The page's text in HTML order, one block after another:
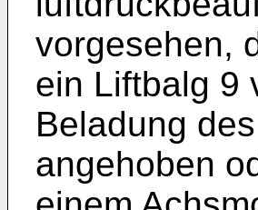
vorgesehen,
ein Liftbalg 9
Beladung
angehoben